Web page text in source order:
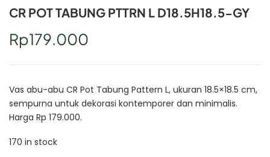
CR POT TABUNG PTTRN L D18.5H18.5-GY
Rp179.000
Vas abu-abu CR Pot Tabung Pattern L, ukuran 18.5×18.5 cm,
sempurna untuk dekorasi kontemporer dan minimalis.
Harga Rp 179.000.
170 in stock